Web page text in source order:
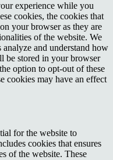
experience while you
cookies, the cookies that
your browser as they are
of the website. We
and understand how
be stored in your browser
option to opt-out of these
cookies may have an effect
for the website to
cookies that ensures
of the website. These